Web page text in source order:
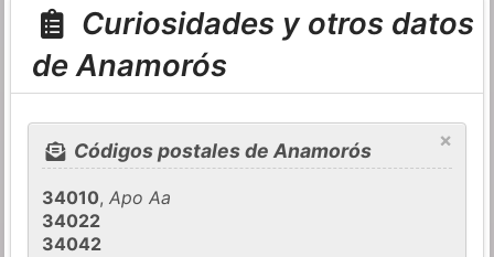
Curiosidades y otros datos
de Anamorós
×
Códigos postales de Anamorós
34010,Apo Aa
34022
34042